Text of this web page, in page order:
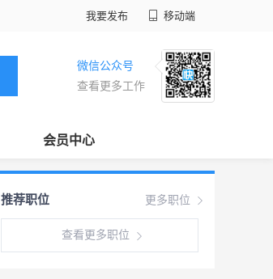
我要发布 移动端
微信公众号
查看更多工作
会员中心
更多职位
推荐职位
查看更多职位